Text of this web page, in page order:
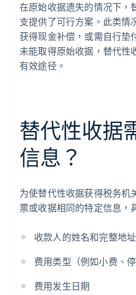
在原始收据遗失的情况下，
支提供了可行方案。此类情
获得现金补偿，或需自行垫
未能取得原始收据，替代性
有效途径。
替代性收据
信息？
为使替代性收据获得税务机
票或收据相同的特定信息，
收款人的姓名和完整地址
费用类型（例如小费、停
费用发生日期